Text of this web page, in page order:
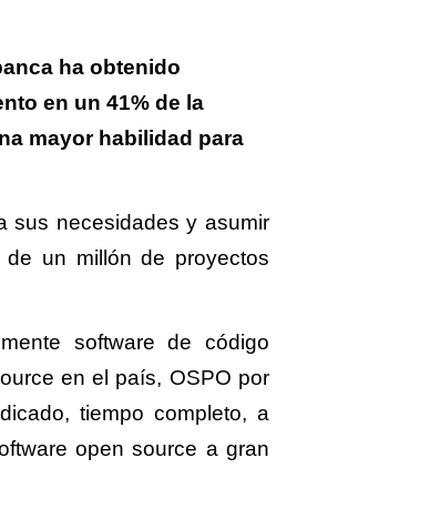
ha obtenido
en un 41% de la
mayor habilidad para
sus necesidades y asumir
un millón de proyectos
software de código
en el país, OSPO por
tiempo completo, a
open source a gran